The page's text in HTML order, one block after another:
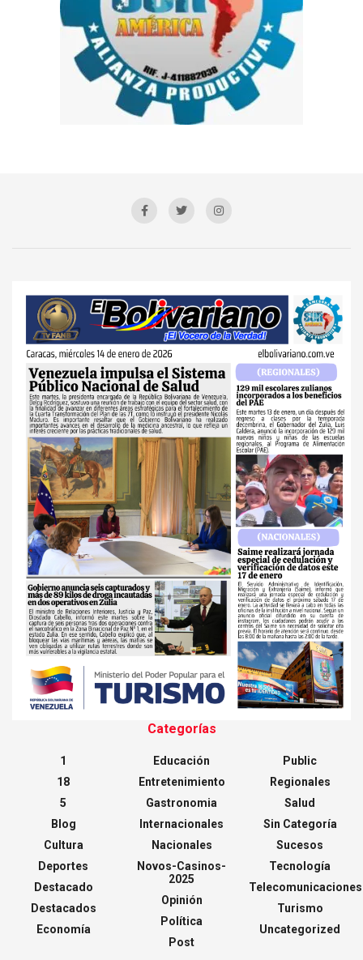
Categorías
1
18
5
Blog
Cultura
Deportes
Destacado
Destacados
Economía
Educación
Entretenimiento
Gastronomia
Internacionales
Nacionales
Novos-Casinos-
2025
Opinión
Política
Post
Public
Regionales
Salud
Sin Categoría
Sucesos
Tecnología
Telecomunicaciones
Turismo
Uncategorized